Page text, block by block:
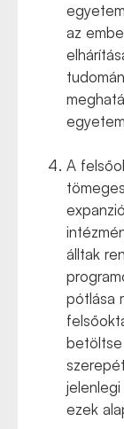
az
A
álltak
pótlása
ezek